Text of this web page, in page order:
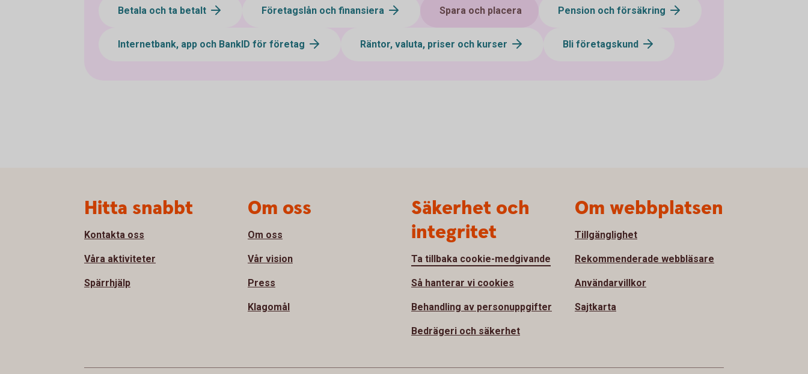
Betala och ta betalt Företagslån och finansiera Spara och placera Pension och försäkring
Internetbank, app och BankID för företag Räntor, valuta, priser och kurser Bli företagskund
Hitta snabbt
Kontakta oss
Våra aktiviteter
Spärrhjälp
Om oss
Om oss
Vår vision
Press
Klagomål
Säkerhet och
integritet
Ta tillbaka cookie-medgivande
Så hanterar vi cookies
Behandling av personuppgifter
Bedrägeri och säkerhet
Om webbplatsen
Tillgänglighet
Rekommenderade webbläsare
Användarvillkor
Sajtkarta